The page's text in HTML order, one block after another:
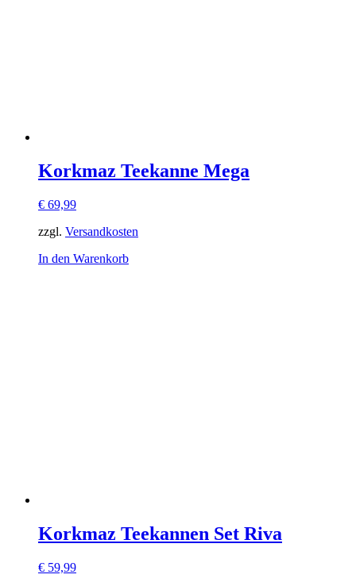
Korkmaz Teekanne Mega
€ 69,99
zzgl. Versandkosten
In den Warenkorb
Korkmaz Teekannen Set Riva
€ 59,99